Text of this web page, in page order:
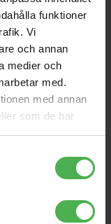
funktioner
Vi
och annan
medier och
med.
med annan
som de har
EB-2224 Turbo Slinky
DIN 5-pin Ma > 6.3mm Fe
Adapter
LE040PB
36 kr
169 kr